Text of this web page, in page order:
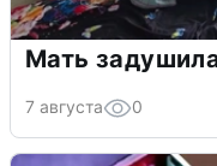
Мать
7 августа 0